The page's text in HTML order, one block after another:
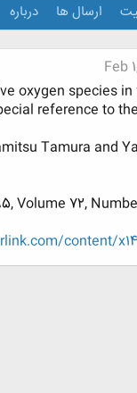
ارسال ها درباره
Feb
oxygen species
reference to
Tamura and
Volume 72,
content/